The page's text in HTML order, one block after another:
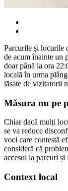
Parcurile și locurile
de acum înainte un
doar până la ora
locală în urma
lăsate de vizitatorii
Măsura nu pe
Chiar dacă mulți
se va reduce
voci care contestă
consideră că
accesul la parcuri și
Context local